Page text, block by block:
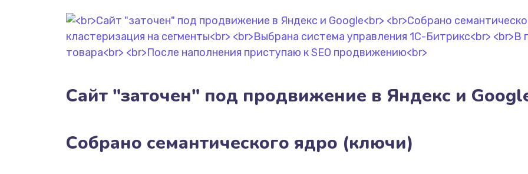
Сайт "заточен" под продвижение в Яндекс и
Собрано семантического ядро (ключи)